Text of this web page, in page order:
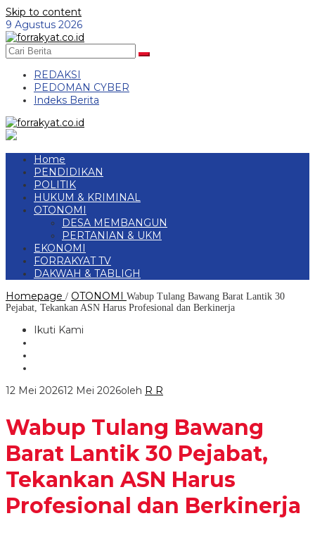
Skip to content
9 Agustus 2026
REDAKSI
PEDOMAN CYBER
Indeks Berita
Home
PENDIDIKAN
POLITIK
HUKUM & KRIMINAL
OTONOMI
DESA MEMBANGUN
PERTANIAN & UKM
EKONOMI
FORRAKYAT TV
DAKWAH & TABLIGH
Homepage / OTONOMI Wabup Tulang Bawang Barat Lantik 30
Pejabat, Tekankan ASN Harus Profesional dan Berkinerja
Ikuti Kami
12 Mei 202612 Mei 2026oleh R R
Wabup Tulang Bawang
Barat Lantik 30 Pejabat,
Tekankan ASN Harus
Profesional dan Berkinerja